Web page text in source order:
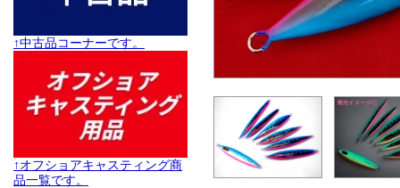
↑中古品コーナーです。
↑オフショアキャスティング商
品一覧です。